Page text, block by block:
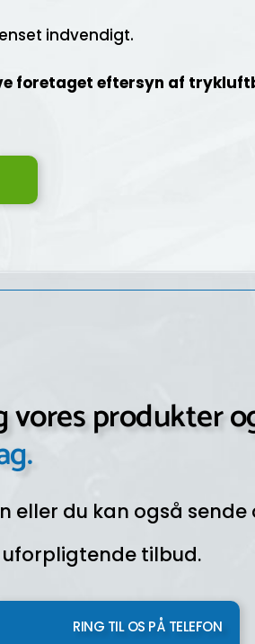
indvendigt.
foretaget eftersyn af
produkter
du kan også sende
tilbud.
RING TIL OS PÅ TELEFON